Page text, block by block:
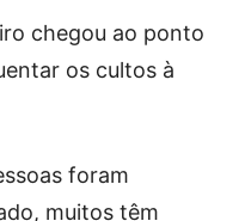
chegou ao ponto
os cultos à
foram
muitos têm